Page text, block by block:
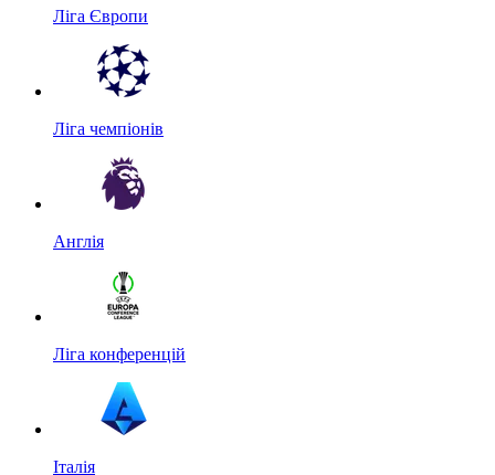
Ліга Європи
Ліга чемпіонів
Англія
Ліга конференцій
Італія